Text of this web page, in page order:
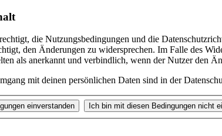
die Nutzungsbedingungen und die
den Änderungen zu widersprechen. Im Falle des
als anerkannt und verbindlich, wenn der Nutzer den
mit deinen persönlichen Daten sind in der